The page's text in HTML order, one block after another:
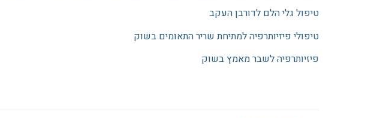
טיפול גלי הלם לדורבן העקב
טיפולי פיזיותרפיה למתיחת שריר התאומים בשוק
פיזיותרפיה לשבר מאמץ בשוק